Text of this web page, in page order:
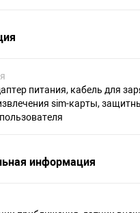
питания, кабель для
sim-карты,
информация